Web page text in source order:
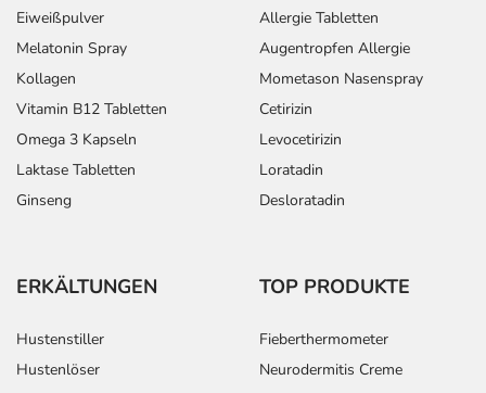
Eiweißpulver
Melatonin Spray
Kollagen
Vitamin B12 Tabletten
Omega 3 Kapseln
Laktase Tabletten
Ginseng
Allergie Tabletten
Augentropfen Allergie
Mometason Nasenspray
Cetirizin
Levocetirizin
Loratadin
Desloratadin
ERKÄLTUNGEN
Hustenstiller
Hustenlöser
TOP PRODUKTE
Fieberthermometer
Neurodermitis Creme